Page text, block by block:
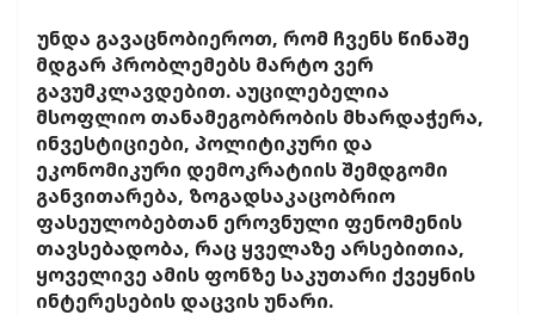
უნდა გავაცნობიეროთ, რომ ჩვენს წინაშე
მდგარ პრობლემებს მარტო ვერ
გავუმკლავდებით. აუცილებელია
მსოფლიო თანამეგობრობის მხარდაჭერა,
ინვესტიციები, პოლიტიკური და
ეკონომიკური დემოკრატიის შემდგომი
განვითარება, ზოგადსაკაცობრიო
ფასეულობებთან ეროვნული ფენომენის
თავსებადობა, რაც ყველაზე არსებითია,
ყოველივე ამის ფონზე საკუთარი ქვეყნის
ინტერესების დაცვის უნარი.